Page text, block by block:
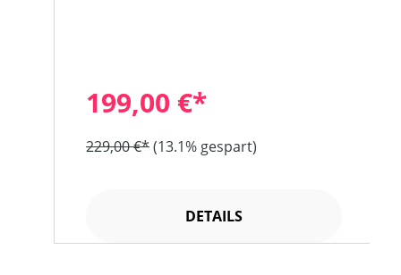
199,00 €*
229,00 €*(13.1% gespart)
DETAILS